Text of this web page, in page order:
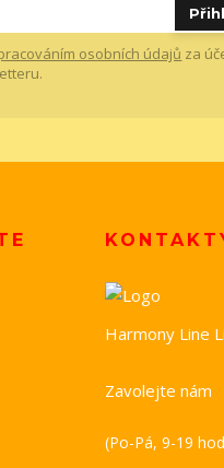
osobních údajů za
Harmony Line
Zavolejte nám
(Po-Pá, 9-19